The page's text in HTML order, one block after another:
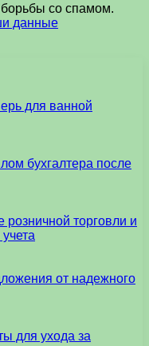
борьбы со спамом.
данные
для ванной
бухгалтера после
торговли и
от надежного
для ухода за